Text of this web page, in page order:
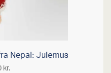
Nepal: Julemus
kr.